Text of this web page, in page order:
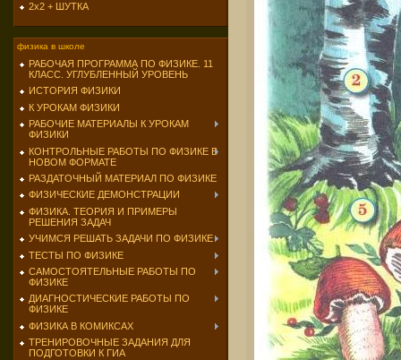
2х2 + ШУТКА
физика в школе
РАБОЧАЯ ПРОГРАММА ПО ФИЗИКЕ. 11
КЛАСС. УГЛУБЛЕННЫЙ УРОВЕНЬ
ИСТОРИЯ ФИЗИКИ
К УРОКАМ ФИЗИКИ
РАБОЧИЕ МАТЕРИАЛЫ К УРОКАМ
ФИЗИКИ
КОНТРОЛЬНЫЕ РАБОТЫ ПО ФИЗИКЕ В
НОВОМ ФОРМАТЕ
РАЗДАТОЧНЫЙ МАТЕРИАЛ ПО ФИЗИКЕ
ФИЗИЧЕСКИЕ ДЕМОНСТРАЦИИ
ФИЗИКА. ТЕОРИЯ И ПРИМЕРЫ
РЕШЕНИЯ ЗАДАЧ
УЧИМСЯ РЕШАТЬ ЗАДАЧИ ПО ФИЗИКЕ
ТЕСТЫ ПО ФИЗИКЕ
САМОСТОЯТЕЛЬНЫЕ РАБОТЫ ПО
ФИЗИКЕ
ДИАГНОСТИЧЕСКИЕ РАБОТЫ ПО
ФИЗИКЕ
ФИЗИКА В КОМИКСАХ
ТРЕНИРОВОЧНЫЕ ЗАДАНИЯ ДЛЯ
ПОДГОТОВКИ К ГИА